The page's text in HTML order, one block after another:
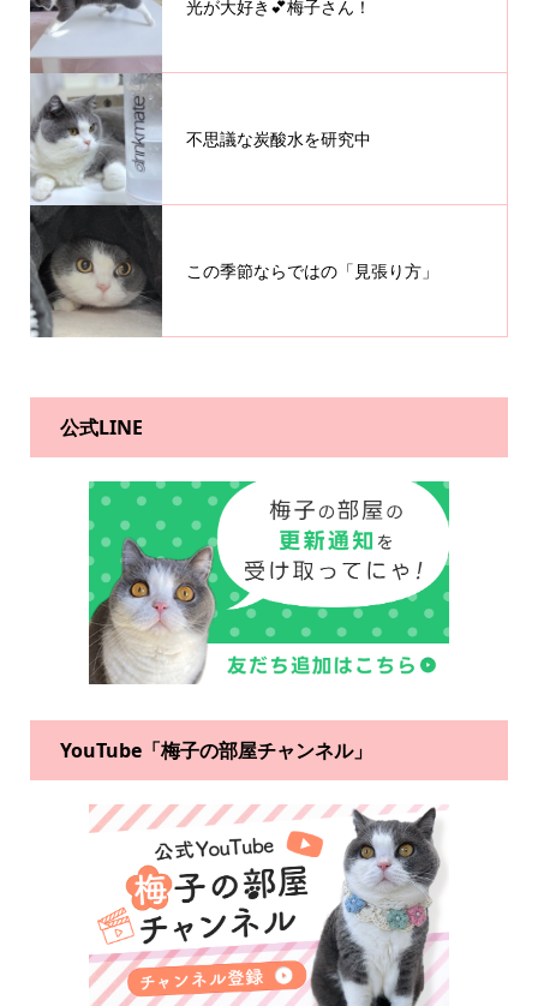
光が大好き💕梅子さん！
不思議な炭酸水を研究中
この季節ならではの「見張り方」
公式LINE
YouTube「梅子の部屋チャンネル」